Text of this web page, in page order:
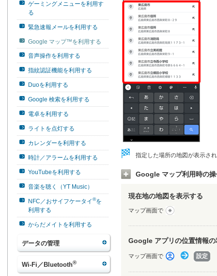
ゲーミングメニューを利用す
る
緊急速報メールを利用する
Google マップ™を利用する
音声操作を利用する
指紋認証機能を利用する
Duoを利用する
Google 検索を利用する
電卓を利用する
ライトを点灯する
カレンダーを利用する
時計／アラームを利用する
YouTubeを利用する
音楽を聴く（YT Music）
NFC／おサイフケータイ®を
利用する
からだメイトを利用する
データの管理
Wi-Fi／Bluetooth®
指定した場所の地図が表示さ
Google マップ利用時の
現在地の地図を表示する
マップ画面で
Google アプリの位置情報
マップ画面で 設定